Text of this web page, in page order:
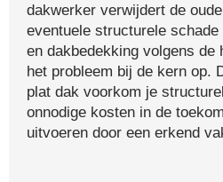
dakwerker verwijdert de
eventuele structurele
en dakbedekking volgens de
het probleem bij de kern op.
plat dak voorkom je
onnodige kosten in de
uitvoeren door een erkend